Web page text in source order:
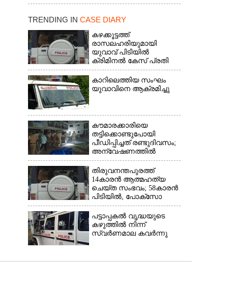
വന്നതോടെ വയറിന്റെ ആന്തൽ മറന്ന്
വാത്തുരുത്തിയിൽ നിന്നുള്ള കാഴ്ച
TRENDING IN CASE DIARY
കഴക്കൂട്ടത്ത്
രാസലഹരിയുമായി
യുവാവ് പിടിയിൽ
ക്രിമിനൽ കേസ് പ്രതി
ഓടി രക്ഷപ്പെട്ടു
കാറിലെത്തിയ സംഘം
യുവാവിനെ ആക്രമിച്ചു
കൗമാരക്കാരിയെ
തട്ടിക്കൊണ്ടുപോയി
പീഡിപ്പിച്ചത് രണ്ടുദിവസം;
അന്വേഷണത്തിൽ
നിർണായകമായത്
ഓൺലൈൻ ഫുഡ്
ഡെലിവറി
തിരുവനന്തപുരത്ത്
14കാരൻ ആത്മഹത്യ
ചെയ്ത സംഭവം; 58കാരൻ
പിടിയിൽ, പോക്‌സോ
ചുമത്തി അറസ്റ്റ്
പട്ടാപ്പകൽ വൃദ്ധയുടെ
കഴുത്തിൽ നിന്ന്
സ്വർണമാല കവർന്നു